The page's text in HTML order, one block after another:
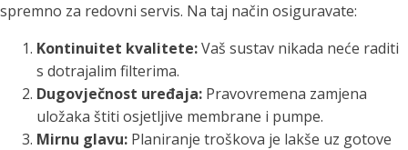
spremno za redovni servis. Na taj način osiguravate:
Kontinuitet kvalitete:Vaš sustav nikada neće raditi
s dotrajalim filterima.
Dugovječnost uređaja: Pravovremena zamjena
uložaka štiti osjetljive membrane i pumpe.
Mirnu glavu: Planiranje troškova je lakše uz gotove